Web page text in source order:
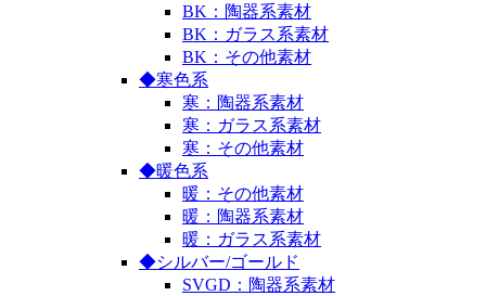
BK：陶器系素材
BK：ガラス系素材
BK：その他素材
◆寒色系
寒：陶器系素材
寒：ガラス系素材
寒：その他素材
◆暖色系
暖：その他素材
暖：陶器系素材
暖：ガラス系素材
◆シルバー/ゴールド
SVGD：陶器系素材